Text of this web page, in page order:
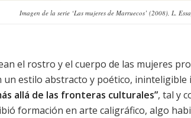
Imagen de la serie ‘Las mujeres de Marruecos’ (2008), L.
el rostro y el cuerpo de las mujeres
un estilo abstracto y poético,
allá de las fronteras culturales”, tal y
formación en arte caligráfico, algo